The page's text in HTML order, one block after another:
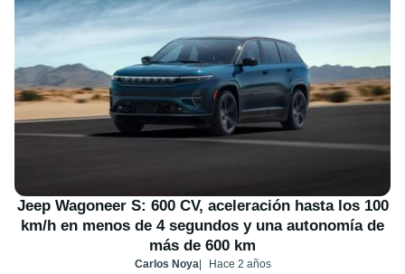
Jeep Wagoneer S: 600 CV, aceleración hasta los 100
km/h en menos de 4 segundos y una autonomía de
más de 600 km
Carlos Noya Hace 2 años